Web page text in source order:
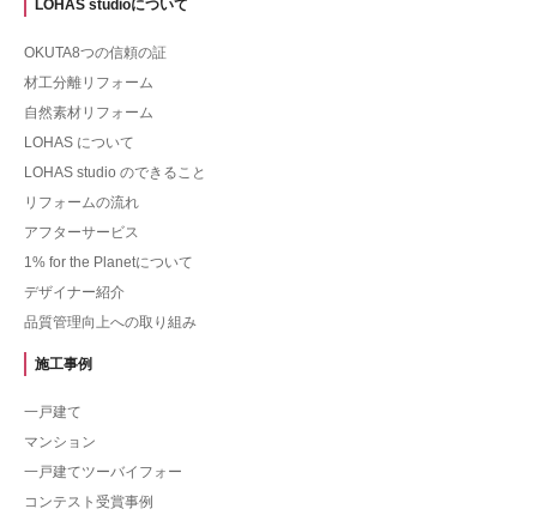
LOHAS studioについて
OKUTA8つの信頼の証
材工分離リフォーム
自然素材リフォーム
LOHAS について
LOHAS studio のできること
リフォームの流れ
アフターサービス
1% for the Planetについて
デザイナー紹介
品質管理向上への取り組み
施工事例
一戸建て
マンション
一戸建てツーバイフォー
コンテスト受賞事例